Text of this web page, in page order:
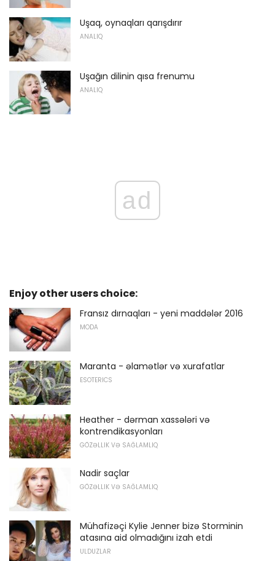
Uşaq, oynaqları qarışdırır
ANALIQ
Uşağın dilinin qısa frenumu
ANALIQ
ad
Enjoy other users choice:
Fransız dırnaqları - yeni maddələr 2016
MODA
Maranta - əlamətlər və xurafatlar
ESOTERICS
Heather - dərman xassələri və
kontrendikasyonları
GÖZƏLLIK VƏ SAĞLAMLIQ
Nadir saçlar
GÖZƏLLIK VƏ SAĞLAMLIQ
Mühafizəçi Kylie Jenner bizə Storminin
atasına aid olmadığını izah etdi
ULDUZLAR